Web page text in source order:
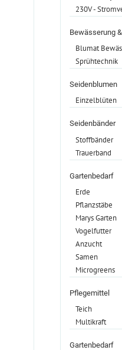
230V -
Bewässerung
Blumat
Sprühtechnik
Seidenblumen
Einzelblüten
Seidenbänder
Stoffbänder
Trauerband
Gartenbedarf
Erde
Pflanzstäbe
Marys Garten
Vogelfutter
Anzucht
Samen
Microgreens
Pflegemittel
Teich
Multikraft
Gartenbedarf